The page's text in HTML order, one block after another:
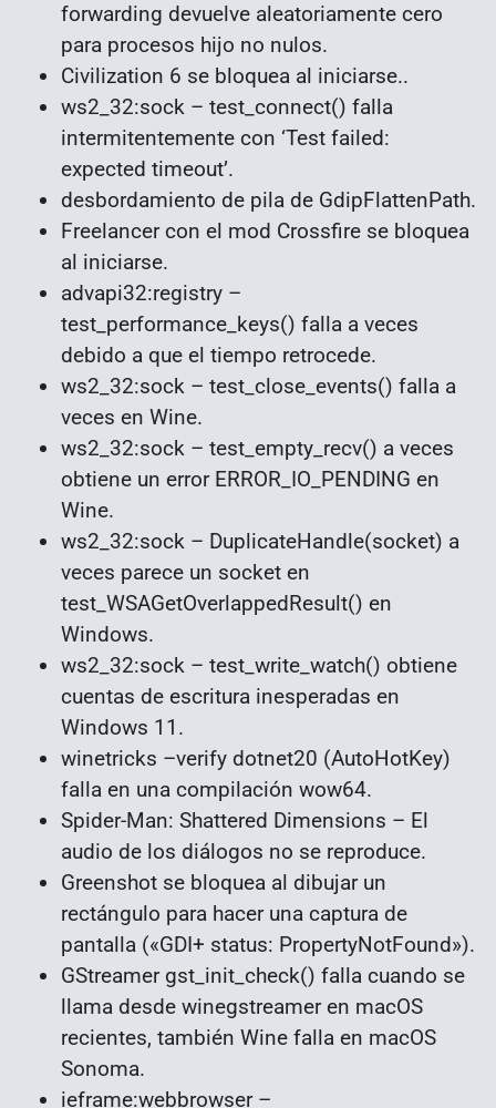
forwarding devuelve aleatoriamente cero
para procesos hijo no nulos.
Civilization 6 se bloquea al iniciarse..
ws2_32:sock – test_connect() falla
intermitentemente con ‘Test failed:
expected timeout’.
desbordamiento de pila de GdipFlattenPath.
Freelancer con el mod Crossfire se bloquea
al iniciarse.
advapi32:registry –
test_performance_keys() falla a veces
debido a que el tiempo retrocede.
ws2_32:sock – test_close_events() falla a
veces en Wine.
ws2_32:sock – test_empty_recv() a veces
obtiene un error ERROR_IO_PENDING en
Wine.
ws2_32:sock – DuplicateHandle(socket) a
veces parece un socket en
test_WSAGetOverlappedResult() en
Windows.
ws2_32:sock – test_write_watch() obtiene
cuentas de escritura inesperadas en
Windows 11.
winetricks –verify dotnet20 (AutoHotKey)
falla en una compilación wow64.
Spider-Man: Shattered Dimensions – El
audio de los diálogos no se reproduce.
Greenshot se bloquea al dibujar un
rectángulo para hacer una captura de
pantalla («GDI+ status: PropertyNotFound»).
GStreamer gst_init_check() falla cuando se
llama desde winegstreamer en macOS
recientes, también Wine falla en macOS
Sonoma.
ieframe:webbrowser –